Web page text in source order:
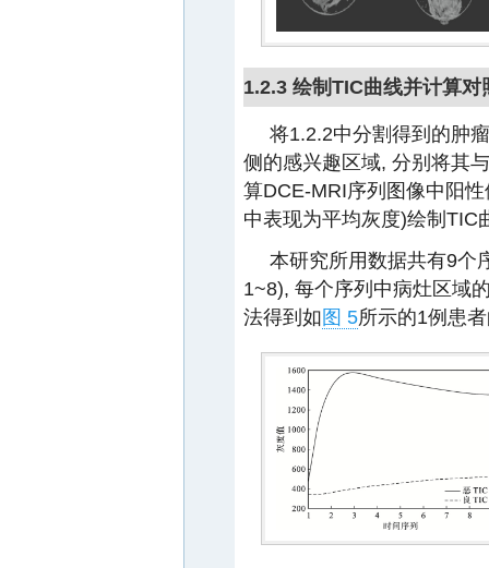
1.2.3 绘制TIC曲线并计算对
将1.2.2中分割得到的肿
侧的感兴趣区域, 分别将其
算DCE-MRI序列图像中阳
中表现为平均灰度)绘制TIC
本研究所用数据共有9个
1~8), 每个序列中病灶区域
法得到如 图 5所示的1例患